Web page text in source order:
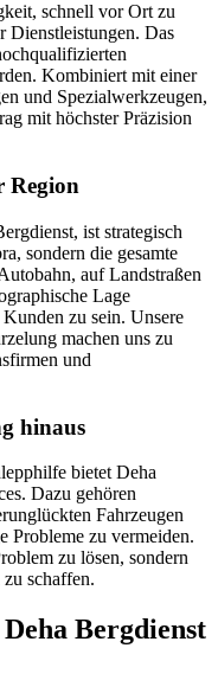
schnell vor Ort zu
Dienstleistungen. Das
Kombiniert mit einer
und Spezialwerkzeugen,
mit höchster Präzision
Region
ist strategisch
sondern die gesamte
auf Landstraßen
Lage
zu sein. Unsere
machen uns zu
und
hinaus
bietet Deha
Dazu gehören
Fahrzeugen
Probleme zu vermeiden.
zu lösen, sondern
schaffen.
Bergdienst